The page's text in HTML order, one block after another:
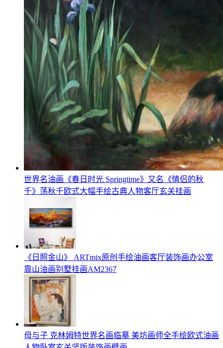
世界名油画《春日时光 Springtime》又名《情侣的秋
千》荡秋千欧式大幅手绘古典人物客厅玄关挂画
《日照金山》 ARTmix原创手绘油画客厅装饰画办公室
靠山油画别墅挂画AM2367
母与子 克林姆特世界名画临摹 美坊画师全手绘欧式油画